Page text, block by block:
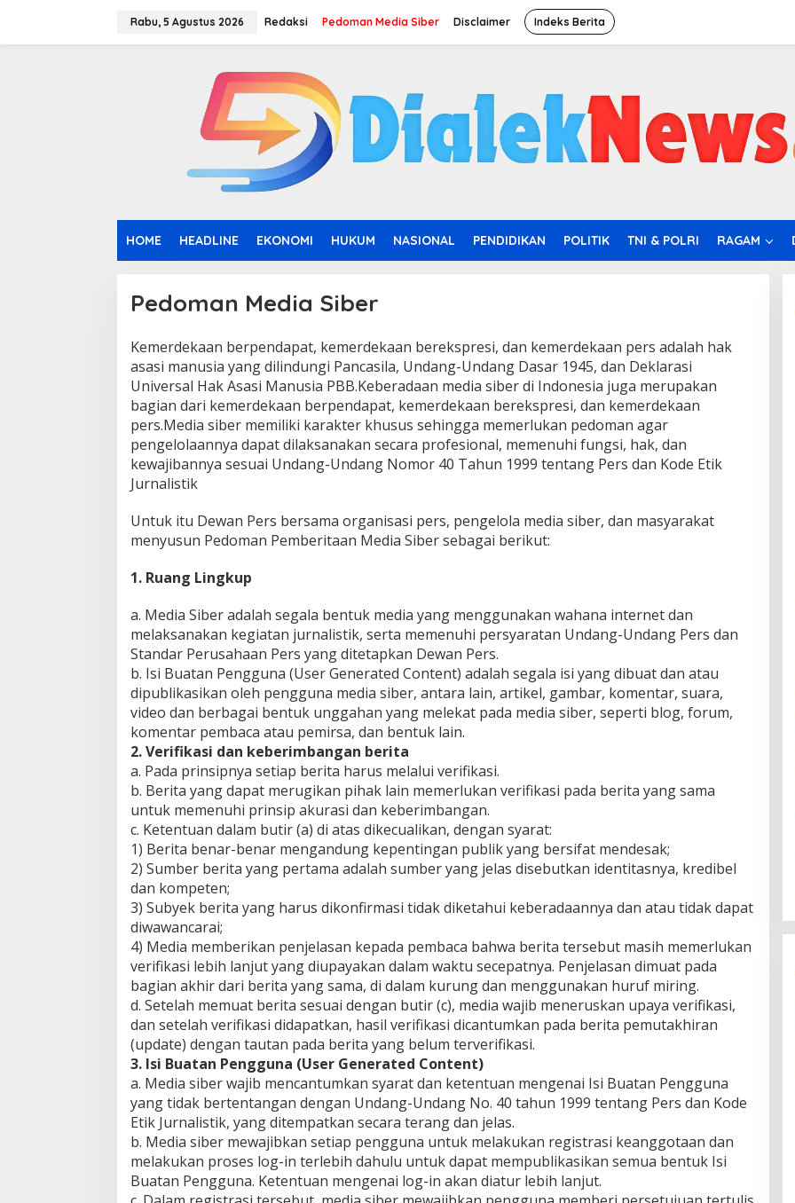
Rabu, 5 Agustus 2026 Redaksi Pedoman Media Siber Disclaimer Indeks Berita
HOME HEADLINE EKONOMI HUKUM NASIONAL PENDIDIKAN POLITIK TNI & POLRI RAGAM
Pedoman Media Siber
J
U
N
I
2
0
2
5
O
R
D
K
S
Kemerdekaan berpendapat, kemerdekaan berekspresi, dan kemerdekaan pers adalah hak
asasi manusia yang dilindungi Pancasila, Undang-Undang Dasar 1945, dan Deklarasi
Universal Hak Asasi Manusia PBB.Keberadaan media siber di Indonesia juga merupakan
bagian dari kemerdekaan berpendapat, kemerdekaan berekspresi, dan kemerdekaan
pers.Media siber memiliki karakter khusus sehingga memerlukan pedoman agar
pengelolaannya dapat dilaksanakan secara profesional, memenuhi fungsi, hak, dan
kewajibannya sesuai Undang-Undang Nomor 40 Tahun 1999 tentang Pers dan Kode Etik
Jurnalistik
Untuk itu Dewan Pers bersama organisasi pers, pengelola media siber, dan masyarakat
menyusun Pedoman Pemberitaan Media Siber sebagai berikut:
1. Ruang Lingkup
a. Media Siber adalah segala bentuk media yang menggunakan wahana internet dan
melaksanakan kegiatan jurnalistik, serta memenuhi persyaratan Undang-Undang Pers dan
Standar Perusahaan Pers yang ditetapkan Dewan Pers.
b. Isi Buatan Pengguna (User Generated Content) adalah segala isi yang dibuat dan atau
dipublikasikan oleh pengguna media siber, antara lain, artikel, gambar, komentar, suara,
video dan berbagai bentuk unggahan yang melekat pada media siber, seperti blog, forum,
komentar pembaca atau pemirsa, dan bentuk lain.
2. Verifikasi dan keberimbangan berita
a. Pada prinsipnya setiap berita harus melalui verifikasi.
b. Berita yang dapat merugikan pihak lain memerlukan verifikasi pada berita yang sama
untuk memenuhi prinsip akurasi dan keberimbangan.
c. Ketentuan dalam butir (a) di atas dikecualikan, dengan syarat:
1) Berita benar-benar mengandung kepentingan publik yang bersifat mendesak;
2) Sumber berita yang pertama adalah sumber yang jelas disebutkan identitasnya, kredibel
dan kompeten;
3) Subyek berita yang harus dikonfirmasi tidak diketahui keberadaannya dan atau tidak dapat
diwawancarai;
4) Media memberikan penjelasan kepada pembaca bahwa berita tersebut masih memerlukan
verifikasi lebih lanjut yang diupayakan dalam waktu secepatnya. Penjelasan dimuat pada
bagian akhir dari berita yang sama, di dalam kurung dan menggunakan huruf miring.
d. Setelah memuat berita sesuai dengan butir (c), media wajib meneruskan upaya verifikasi,
dan setelah verifikasi didapatkan, hasil verifikasi dicantumkan pada berita pemutakhiran
(update) dengan tautan pada berita yang belum terverifikasi.
3. Isi Buatan Pengguna (User Generated Content)
a. Media siber wajib mencantumkan syarat dan ketentuan mengenai Isi Buatan Pengguna
yang tidak bertentangan dengan Undang-Undang No. 40 tahun 1999 tentang Pers dan Kode
Etik Jurnalistik, yang ditempatkan secara terang dan jelas.
b. Media siber mewajibkan setiap pengguna untuk melakukan registrasi keanggotaan dan
melakukan proses log-in terlebih dahulu untuk dapat mempublikasikan semua bentuk Isi
Buatan Pengguna. Ketentuan mengenai log-in akan diatur lebih lanjut.
Ke-1 Kodam XXI/Radin Inten
Di Olahraga, TNI & POLRI | 5 Agustus 2026